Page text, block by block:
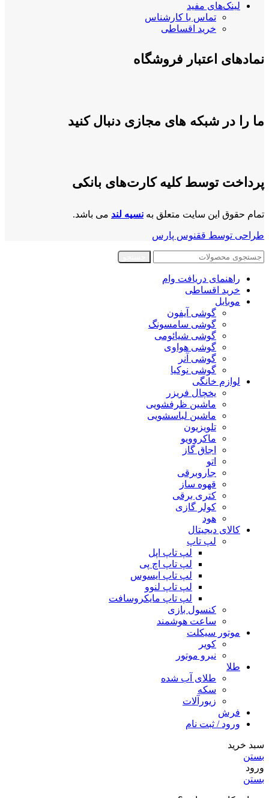
لینک‌های مفید
تماس با کارشناس
خرید اقساطی
نمادهای اعتبار فروشگاه
ما را در شبکه های مجازی دنبال کنید
پرداخت توسط کلیه کارت‌های بانکی
تمام حقوق این سایت متعلق به نسیه لند می باشد.
طراحی توسط ققنوس پارس
راهنمای دریافت وام
خرید اقساطی
موبایل
گوشی آیفون
گوشی سامسونگ
گوشی شیائومی
گوشی هواوی
گوشی آنر
گوشی نوکیا
لوازم خانگی
یخچال فریزر
ماشین ظرفشویی
ماشین لباسشویی
تلویزیون
ماکروویو
اجاق گاز
اتو
جاروبرقی
قهوه ساز
کتری برقی
کولر گازی
هود
کالای دیجیتال
لپ تاپ
لپ تاپ اپل
لپ تاپ اچ پی
لپ تاپ ایسوس
لپ تاپ لنوو
لپ تاپ مایکروسافت
کنسول بازی
ساعت هوشمند
موتور سیکلت
کویر
نیرو موتور
طلا
طلای آب شده
سکه
زیورآلات
فرش
ورود / ثبت نام
سبد خرید
بستن
ورود
بستن